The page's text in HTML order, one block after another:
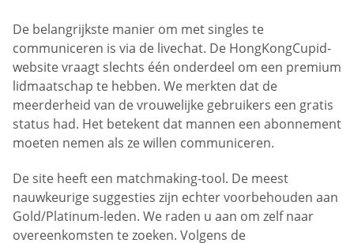
De belangrijkste manier om met singles te
communiceren is via de livechat. De HongKongCupid-
website vraagt slechts één onderdeel om een premium
lidmaatschap te hebben. We merkten dat de
meerderheid van de vrouwelijke gebruikers een gratis
status had. Het betekent dat mannen een abonnement
moeten nemen als ze willen communiceren.
De site heeft een matchmaking-tool. De meest
nauwkeurige suggesties zijn echter voorbehouden aan
Gold/Platinum-leden. We raden u aan om zelf naar
overeenkomsten te zoeken. Volgens de